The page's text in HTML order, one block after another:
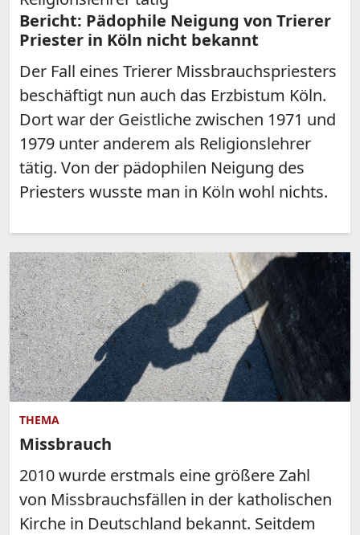
Bericht: Pädophile Neigung von Trierer
Priester in Köln nicht bekannt
Der Fall eines Trierer Missbrauchspriesters
beschäftigt nun auch das Erzbistum Köln.
Dort war der Geistliche zwischen 1971 und
1979 unter anderem als Religionslehrer
tätig. Von der pädophilen Neigung des
Priesters wusste man in Köln wohl nichts.
THEMA
Missbrauch
2010 wurde erstmals eine größere Zahl
von Missbrauchsfällen in der katholischen
Kirche in Deutschland bekannt. Seitdem